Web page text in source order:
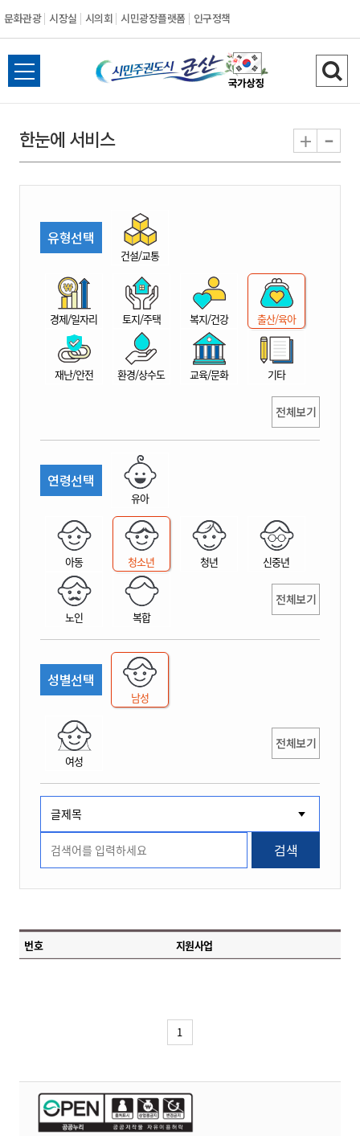
문화관광 시장실 시의회 시민광장플랫폼 인구정책
시
민
권
시
산
전
체
뉴
열
검
색
기
한눈에 서비스 + -
유형선택
건설/교통
경제/일자리 토지/주택 복지/건강 출산/육아
재난/안전 환경/상수도 교육/문화 기타
전체보기
연령선택
유아
아동 청소년 청년 신중년
노인 복합
전체보기
성별선택
남성
여성
전체보기
검색
번호 지원사업
1